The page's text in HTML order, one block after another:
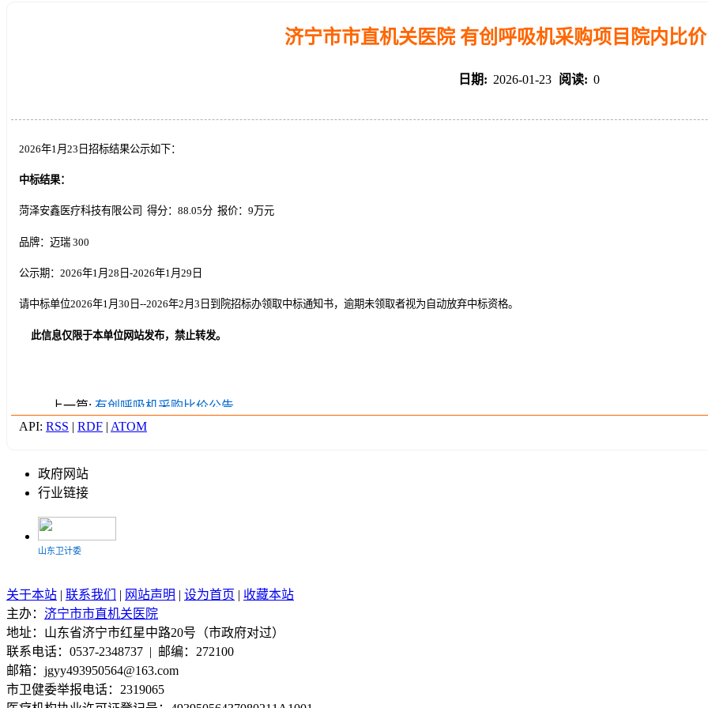
济宁市市直机关医院 有创呼吸机采购项目院内比
日期: 2026-01-23 阅读: 0
2026年1月23日招标结果公示如下：
中标结果：
菏泽安鑫医疗科技有限公司 得分：88.05分 报价：9万元
品牌：迈瑞 300
公示期：2026年1月28日-2026年1月29日
请中标单位2026年1月30日--2026年2月3日到院招标办领取中标通知书，逾期未领取者视为自动放弃中标资格。
此信息仅限于本单位网站发布，禁止转发。
上一篇: 有创呼吸机采购比价公告
API: RSS | RDF | ATOM
政府网站
行业链接
山东卫计委
济宁市人社局
山东省医院协会
山东省卫生厅
关于本站 | 联系我们 | 网站声明 | 设为首页 | 收藏本站
主办： 济宁市市直机关医院
地址：山东省济宁市红星中路20号（市政府对过）
联系电话：0537-2348737 | 邮编：272100
邮箱：jgyy493950564@163.com
市卫健委举报电话：2319065